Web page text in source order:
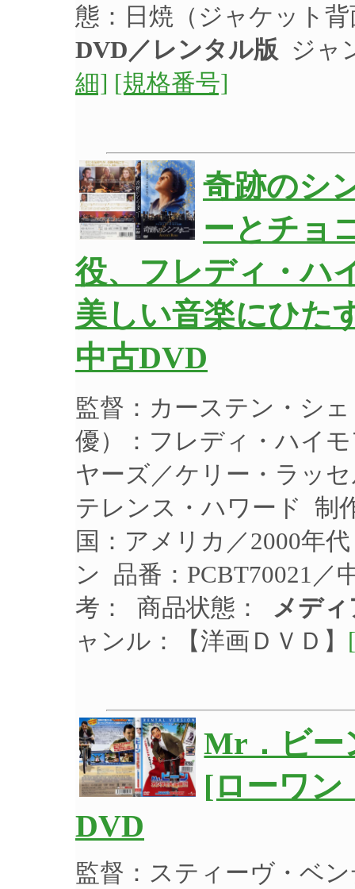
態：日焼（ジャケット
DVD／レンタル版 ジャ
細] [規格番号]
奇跡のシ
ーとチョ
役、フレディ・ハ
美しい音楽にひた
中古DVD
監督：カーステン・シ
優）：フレディ・ハイ
ヤーズ／ケリー・ラッ
テレンス・ハワード 制
国：アメリカ／2000年
ン 品番：PCBT70021
考： 商品状態：
メデ
ャンル：【洋画ＤＶＤ】
Mr．ビー
[ローワ
DVD
監督：スティーヴ・ベ